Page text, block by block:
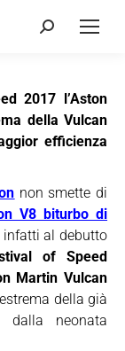
Cerca:
2017 l’Aston
della Vulcan
efficienza
non smette di
V8 biturbo di
al debutto
of Speed
Martin Vulcan
della già
dalla neonata